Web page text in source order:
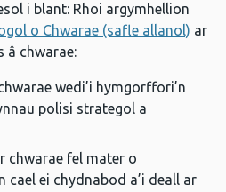
i blant: Rhoi argymhellion
o Chwarae (safle allanol) ar
â chwarae:
wedi’i hymgorffori’n
polisi strategol a
chwarae fel mater o
ei chydnabod a’i deall ar